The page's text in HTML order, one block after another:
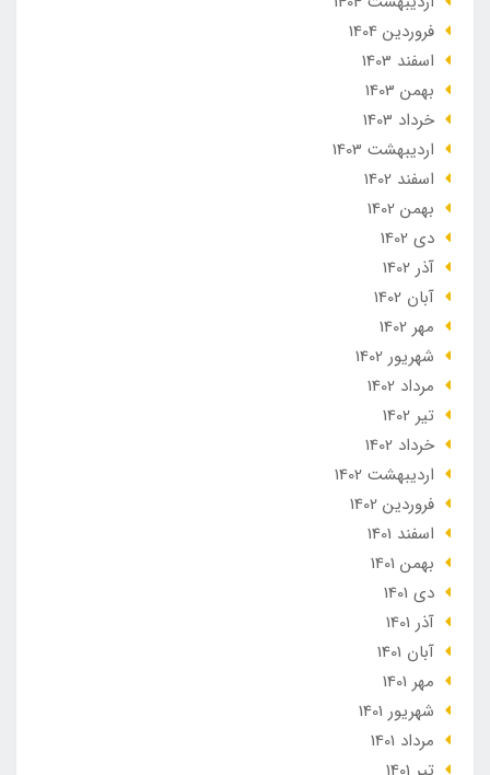
فروردین 1404
اسفند 1403
بهمن 1403
خرداد 1403
ارديبهشت 1403
اسفند 1402
بهمن 1402
دی 1402
آذر 1402
آبان 1402
مهر 1402
شهریور 1402
مرداد 1402
تير 1402
خرداد 1402
ارديبهشت 1402
فروردین 1402
اسفند 1401
بهمن 1401
دی 1401
آذر 1401
آبان 1401
مهر 1401
شهریور 1401
مرداد 1401